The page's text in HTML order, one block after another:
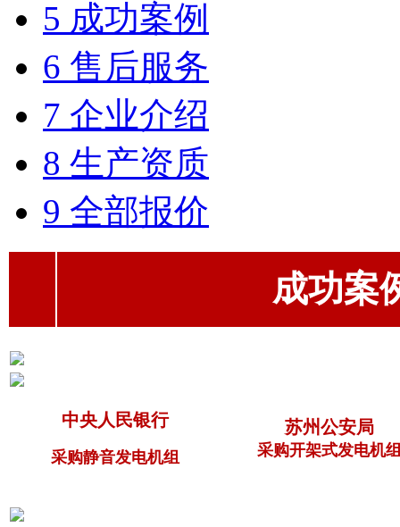
5 成功案例
6 售后服务
7 企业介绍
8 生产资质
9 全部报价
成功案例（
中央人民银行
采购静音发电机组
苏州公安局
采购开架式发电机